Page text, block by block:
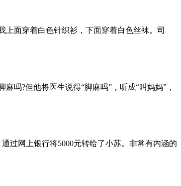
面穿着白色针织衫，下面穿着白色丝袜。司
吗?但他将医生说得“脚麻吗”，听成“叫妈妈”，
过网上银行将5000元转给了小苏。非常有内涵的